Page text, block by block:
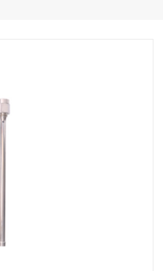
液位计传感器定制
锅炉水位计